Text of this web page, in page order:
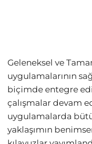
Geleneksel ve
uygulamalarının
biçimde entegre
çalışmalar devam
uygulamalarda
yaklaşımın